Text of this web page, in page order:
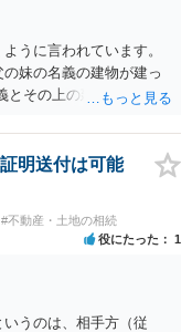
うに言われています。
妹の名義の建物が建っ
とその上の建物の名義が
こととなるので、解消
性があると思います。 長
いたのであれば 使用貸
てもらったら良いと思
に面談で詳しい事情を
明送付は可能
#不動産・土地の相続
役にたった 1
うのは、相手方（従